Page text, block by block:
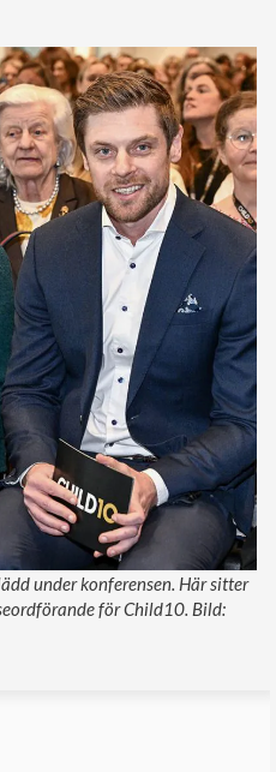
under konferensen. Här sitter
för Child10. Bild: